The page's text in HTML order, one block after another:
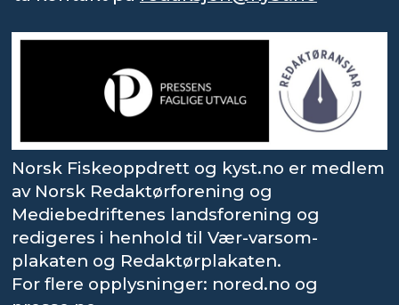
Norsk Fiskeoppdrett og kyst.no er medlem
av Norsk Redaktørforening og
Mediebedriftenes landsforening og
redigeres i henhold til Vær-varsom-
plakaten og Redaktørplakaten.
For flere opplysninger: nored.no og